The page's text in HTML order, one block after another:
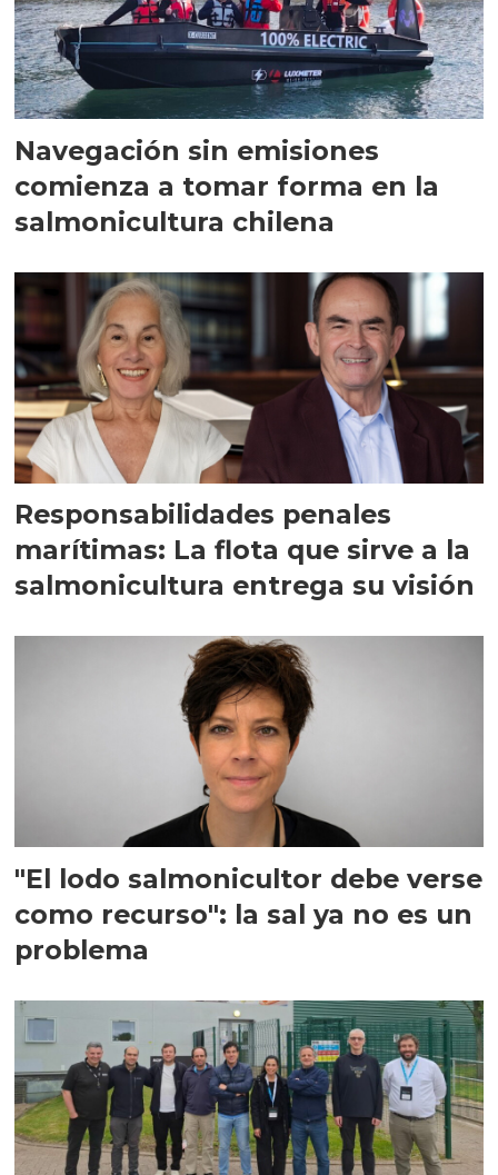
Navegación sin emisiones
comienza a tomar forma en la
salmonicultura chilena
Responsabilidades penales
marítimas: La flota que sirve a la
salmonicultura entrega su visión
"El lodo salmonicultor debe verse
como recurso": la sal ya no es un
problema